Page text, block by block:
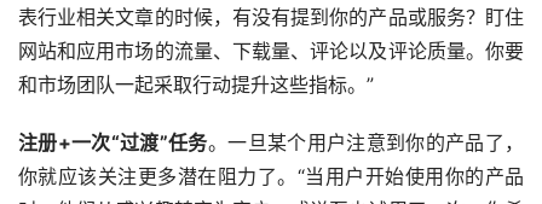
表行业相关文章的时候，有没有提到你的产品或服务？盯住
网站和应用市场的流量、下载量、评论以及评论质量。你要
和市场团队一起采取行动提升这些指标。”
注册+一次“过渡”任务。一旦某个用户注意到你的产品了，
你就应该关注更多潜在阻力了。“当用户开始使用你的产品